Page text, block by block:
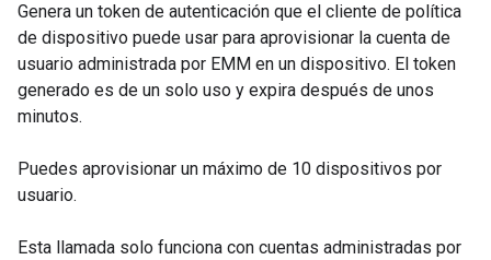
Genera un token de autenticación que el cliente de política
de dispositivo puede usar para aprovisionar la cuenta de
usuario administrada por EMM en un dispositivo. El token
generado es de un solo uso y expira después de unos
minutos.
Puedes aprovisionar un máximo de 10 dispositivos por
usuario.
Esta llamada solo funciona con cuentas administradas por